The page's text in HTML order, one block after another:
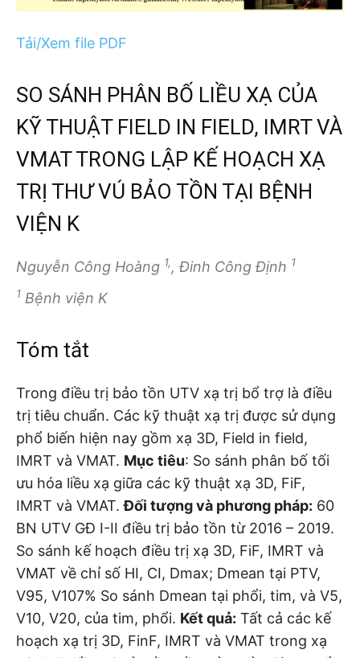
Tải/Xem file PDF
SO SÁNH PHÂN BỐ LIỀU XẠ CỦA
KỸ THUẬT FIELD IN FIELD, IMRT VÀ
VMAT TRONG LẬP KẾ HOẠCH XẠ
TRỊ THƯ VÚ BẢO TỒN TẠI BỆNH
VIỆN K
Nguyễn Công Hoàng 1,, Đinh Công Định 1
1 Bệnh viện K
Tóm tắt
Trong điều trị bảo tồn UTV xạ trị bổ trợ là điều
trị tiêu chuẩn. Các kỹ thuật xạ trị được sử dụng
phổ biến hiện nay gồm xạ 3D, Field in field,
IMRT và VMAT. Mục tiêu: So sánh phân bố tối
ưu hóa liều xạ giữa các kỹ thuật xạ 3D, FiF,
IMRT và VMAT.Đối tượng và phương pháp: 60
BN UTV GĐ I-II điều trị bảo tồn từ 2016 – 2019.
So sánh kế hoạch điều trị xạ 3D, FiF, IMRT và
VMAT về chỉ số HI, CI, Dmax; Dmean tại PTV,
V95, V107% So sánh Dmean tại phổi, tim, và V5,
V10, V20, của tim, phổi. Kết quả: Tất cả các kế
hoạch xạ trị 3D, FinF, IMRT và VMAT trong xạ